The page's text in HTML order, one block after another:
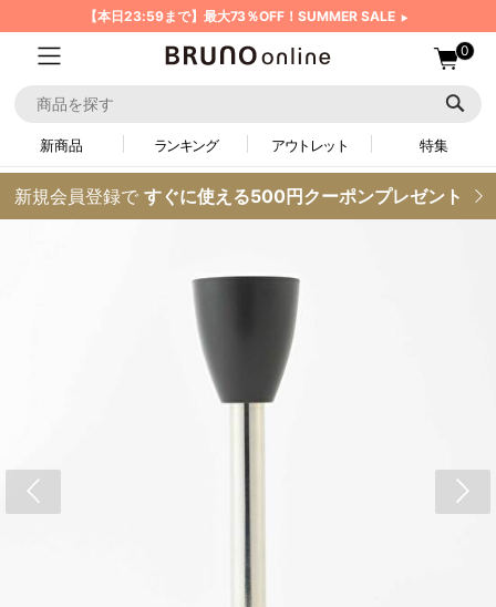
【本日23:59まで】最大73％OFF！SUMMER SALE
0
新商品 ランキング アウトレット 特集
新規会員登録で すぐに使える500円クーポンプレゼント